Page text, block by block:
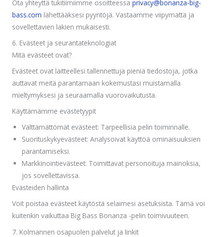
Ota yhteyttä tukitiimiimme osoitteessa privacy@bonanza-big-
bass.com lähettääksesi pyyntöjä. Vastaamme viipymättä ja
sovellettavien lakien mukaisesti.
6. Evästeet ja seurantateknologiat
Mitä evästeet ovat?
Evästeet ovat laitteellesi tallennettuja pieniä tiedostoja, jotka
auttavat meitä parantamaan kokemustasi muistamalla
mieltymyksesi ja seuraamalla vuorovaikutusta.
Käyttämämme evästetyypit
Välttämättömät evästeet: Tarpeellisia pelin toiminnalle.
Suorituskykyevästeet: Analysoivat käyttöä ominaisuuksien
parantamiseksi.
Markkinointievästeet: Toimittavat personoituja mainoksia,
jos sovellettavissa.
Evästeiden hallinta
Voit poistaa evästeet käytöstä selaimesi asetuksista. Tämä voi
kuitenkin vaikuttaa Big Bass Bonanza -pelin toimivuuteen.
7. Kolmannen osapuolen palvelut ja linkit